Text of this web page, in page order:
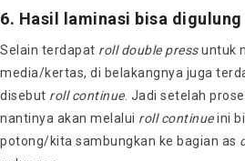
6. Hasil laminasi bisa digulung
Selain terdapat roll double pressuntuk
media/kertas, di belakangnya juga
disebut roll continue. Jadi setelah
nantinya akan melalui roll continueini
potong/kita sambungkan ke bagian as